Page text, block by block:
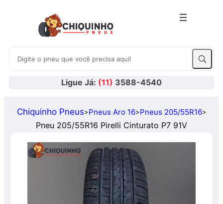
Ligue Já: (11) 3588-4540
Chiquinho Pneus>Pneus Aro 16>Pneus 205/55R16>
Pneu 205/55R16 Pirelli Cinturato P7 91V